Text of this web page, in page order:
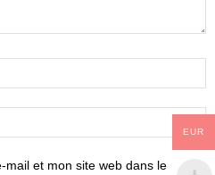
mail et mon site web dans le
EUR